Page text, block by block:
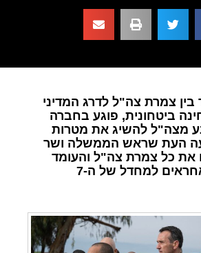
צמרת צה"ל לדרג המדיני
ביטחונית, פוגע בחברה
מצה"ל להשיג את מטרות
העת שראש הממשלה ושר
את כל צמרת צה"ל והעומד
בראשה שהיו אחראים למחדל של ה-7